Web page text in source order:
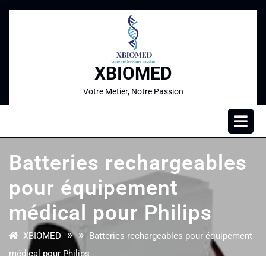
XBIOMED
Votre Metier, Notre Passion
Batteries rechargeables
pour équipement
médical pour Philips
XBIOMED » »
Batteries rechargeables pour équipement
médical pour Philips